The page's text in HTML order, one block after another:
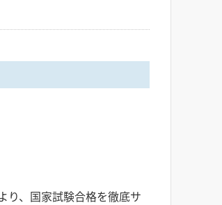
り、国家試験合格を徹底サ